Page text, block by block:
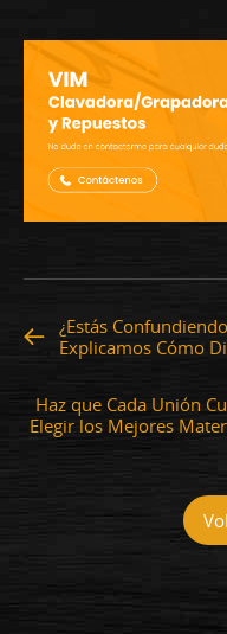
¿Estás
Explicamos Cómo
Haz que Cada Unión
Elegir los Mejores